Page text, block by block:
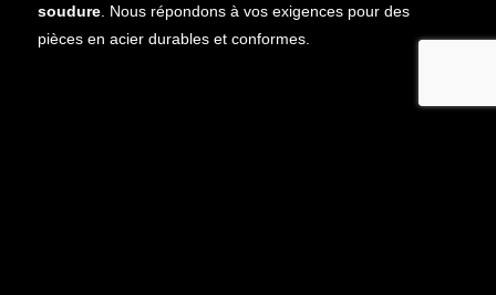
soudure. Nous répondons à vos exigences pour des
pièces en acier durables et conformes.